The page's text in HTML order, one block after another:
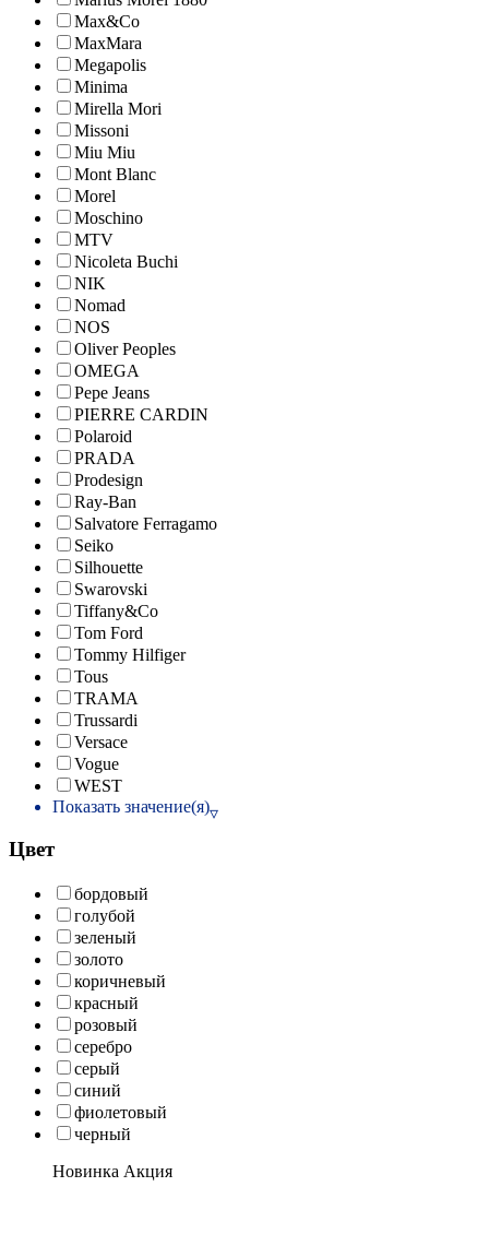
Max&Co
MaxMara
Megapolis
Minima
Mirella Mori
Missoni
Miu Miu
Mont Blanc
Morel
Moschino
MTV
Nicoleta Buchi
NIK
Nomad
NOS
Oliver Peoples
OMEGA
Pepe Jeans
PIERRE CARDIN
Polaroid
PRADA
Prodesign
Ray-Ban
Salvatore Ferragamo
Seiko
Silhouette
Swarovski
Tiffany&Co
Tom Ford
Tommy Hilfiger
Tous
TRAMA
Trussardi
Versace
Vogue
WEST
Показать значение(я)
Цвет
бордовый
голубой
зеленый
золото
коричневый
красный
розовый
серебро
серый
синий
фиолетовый
черный
Новинка Акция